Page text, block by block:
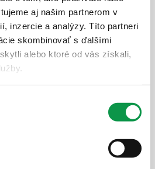
aj našim partnerom v
inzercie a analýzy. Títo partneri
skombinovať s ďalšími
alebo ktoré od vás získali,